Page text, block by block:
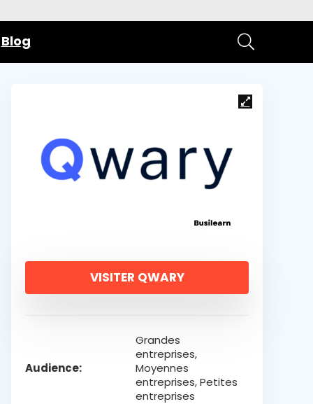
Blog
VISITER QWARY
Audience
Grandes
entreprises,
Moyennes
entreprises, Petites
entreprises